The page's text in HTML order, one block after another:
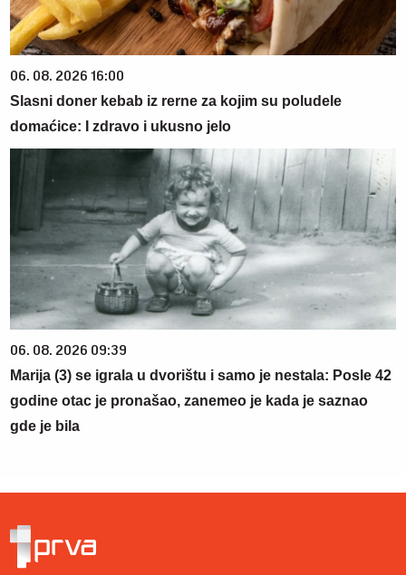
06. 08. 2026 16:00
Slasni doner kebab iz rerne za kojim su poludele
domaćice: I zdravo i ukusno jelo
06. 08. 2026 09:39
Marija (3) se igrala u dvorištu i samo je nestala: Posle 42
godine otac je pronašao, zanemeo je kada je saznao
gde je bila